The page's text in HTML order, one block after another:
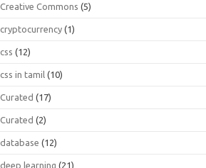
Creative Commons (5)
cryptocurrency (1)
css (12)
css in tamil (10)
Curated (17)
Curated (2)
database (12)
deep learning (21)